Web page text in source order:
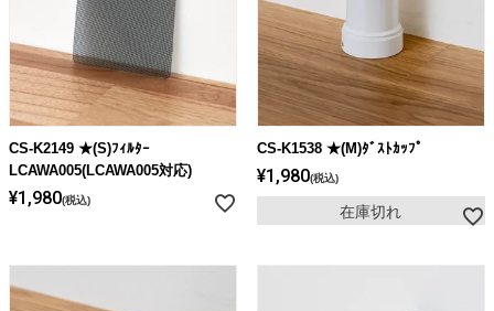
CS-K2149 ★(S)ﾌｨﾙﾀｰ
LCAWA005(LCAWA005対応)
¥1,980 税込
CS-K1538 ★(M)ﾀﾞｽﾄｶｯﾌﾟ
¥1,980 税込
在庫切れ